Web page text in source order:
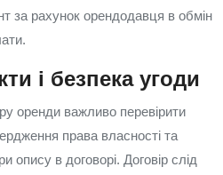
за рахунок орендодавця в обмін
і безпека угоди
оренди важливо перевірити
права власності та
опису в договорі. Договір слід